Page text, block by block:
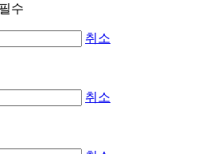
취소
취소